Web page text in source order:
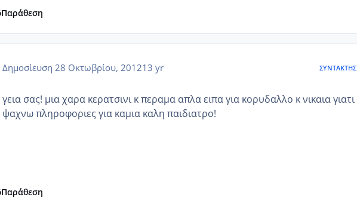
Παράθεση
Δημοσίευση 28 Οκτωβρίου, 201213 yr ΣΥΝΤΆΚΤΗΣ
γεια σας! μια χαρα κερατσινι κ περαμα απλα ειπα για κορυδαλλο κ νικαια γιατι
ψαχνω πληροφοριες για καμια καλη παιδιατρο!
Παράθεση